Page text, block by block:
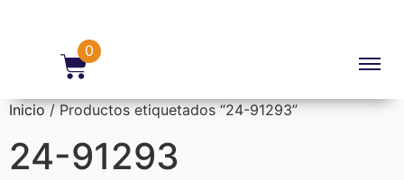
0
Inicio/ Productos etiquetados “24-91293”
24-91293